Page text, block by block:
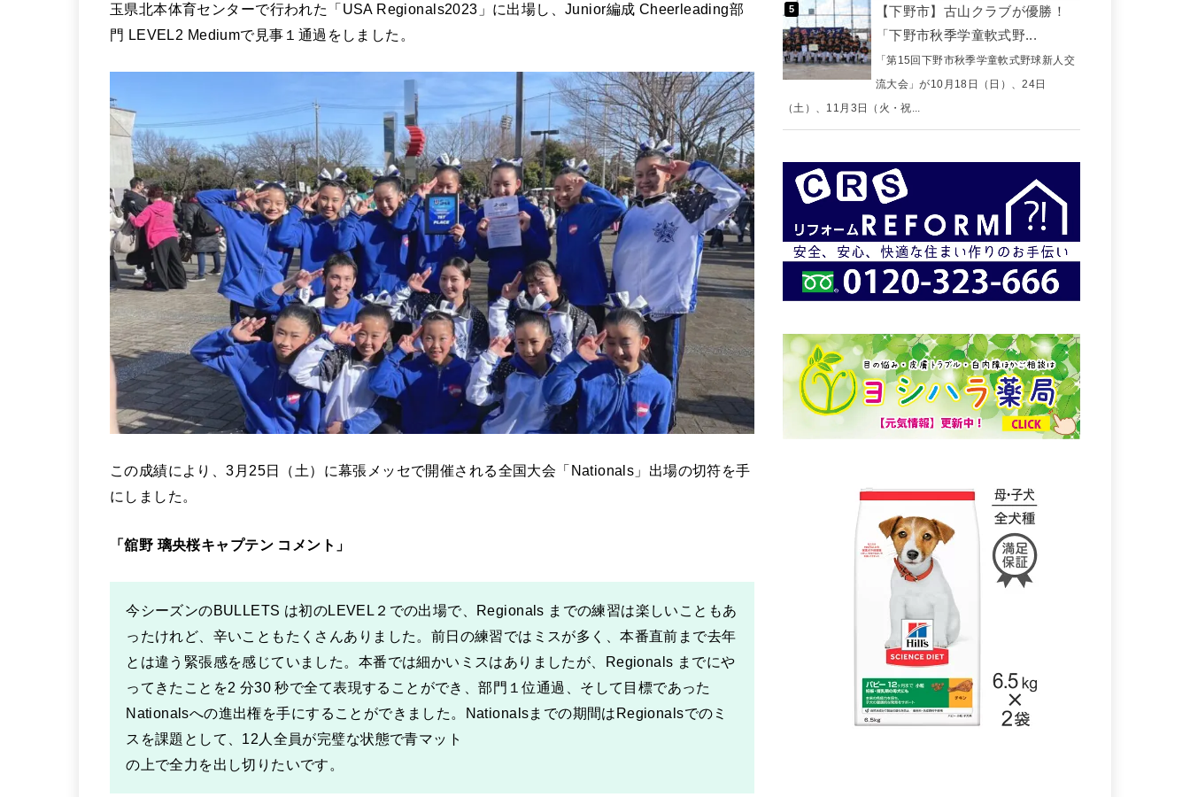
玉県北本体育センターで行われた「USA Regionals2023」に出場し、Junior編成 Cheerleading部
⾨ LEVEL2 Mediumで見事１通過をしました。
この成績により、3月25日（土）に幕張メッセで開催される全国大会「Nationals」出場の切符を手
にしました。
「舘野 璃央桜キャプテン コメント」
今シーズンのBULLETS は初のLEVEL２での出場で、Regionals までの練習は楽しいこともあ
ったけれど、⾟いこともたくさんありました。前⽇の練習ではミスが多く、本番直前まで去年
とは違う緊張感を感じていました。本番では細かいミスはありましたが、Regionals までにや
ってきたことを2 分30 秒で全て表現することができ、部⾨１位通過、そして⽬標であった
Nationalsへの進出権を⼿にすることができました。Nationalsまでの期間はRegionalsでのミ
スを課題として、12⼈全員が完璧な状態で⻘マット
の上で全⼒を出し切りたいです。
【下野市】古山クラブが優勝！
「下野市秋季学童軟式野...
「第15回下野市秋季学童軟式野球新人交
流大会」が10月18日（日）、24日
（土）、11月3日（火・祝...